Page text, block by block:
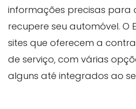
informações precisas para
recupere seu automóvel. O
sites que oferecem a
de serviço, com várias
alguns até integrados ao